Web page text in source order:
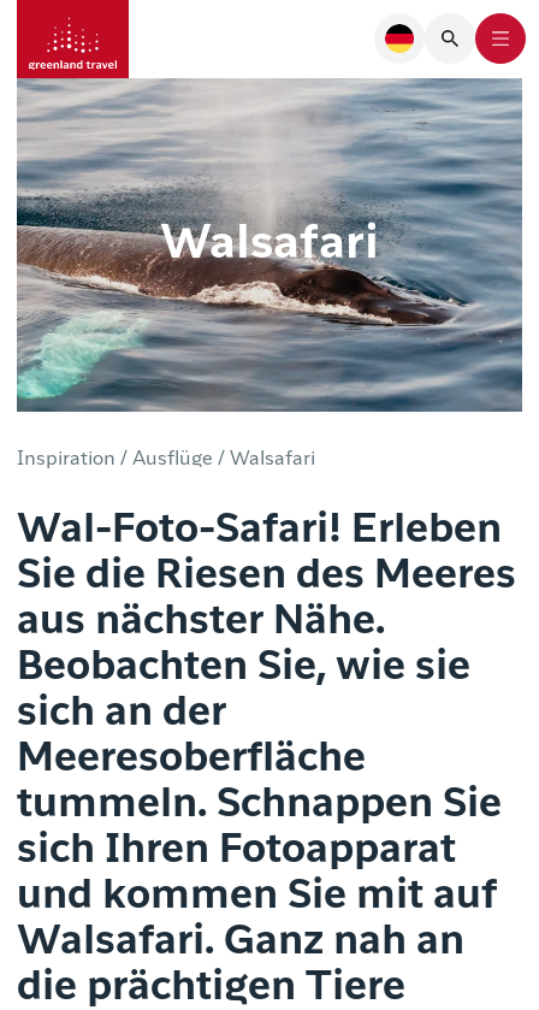
Walsafari
Inspiration / Ausflüge / Walsafari
Wal-Foto-Safari! Erleben
Sie die Riesen des Meeres
aus nächster Nähe.
Beobachten Sie, wie sie
sich an der
Meeresoberfläche
tummeln. Schnappen Sie
sich Ihren Fotoapparat
und kommen Sie mit auf
Walsafari. Ganz nah an
die prächtigen Tiere